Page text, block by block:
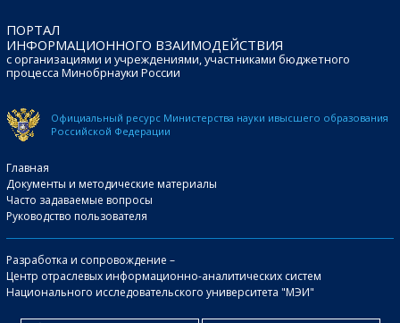
ПОРТАЛ
ИНФОРМАЦИОННОГО ВЗАИМОДЕЙСТВИЯ
с организациями и учреждениями, участниками бюджетного
процесса Минобрнауки России
Официальный ресурс Министерства науки ивысшего образования
Российской Федерации
Главная
Документы и методические материалы
Часто задаваемые вопросы
Руководство пользователя
Разработка и сопровождение –
Центр отраслевых информационно-аналитических систем
Национального исследовательского университета "МЭИ"